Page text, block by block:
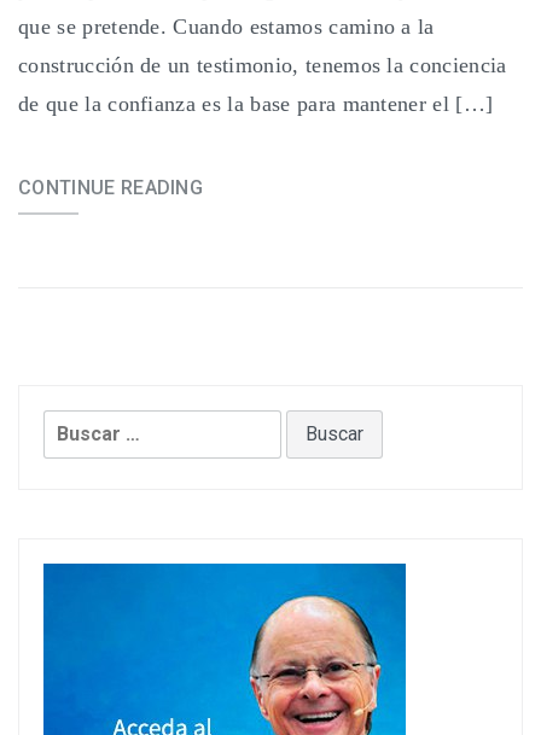
que se pretende. Cuando estamos camino a la
construcción de un testimonio, tenemos la conciencia
de que la confianza es la base para mantener el […]
CONTINUE READING
Buscar: